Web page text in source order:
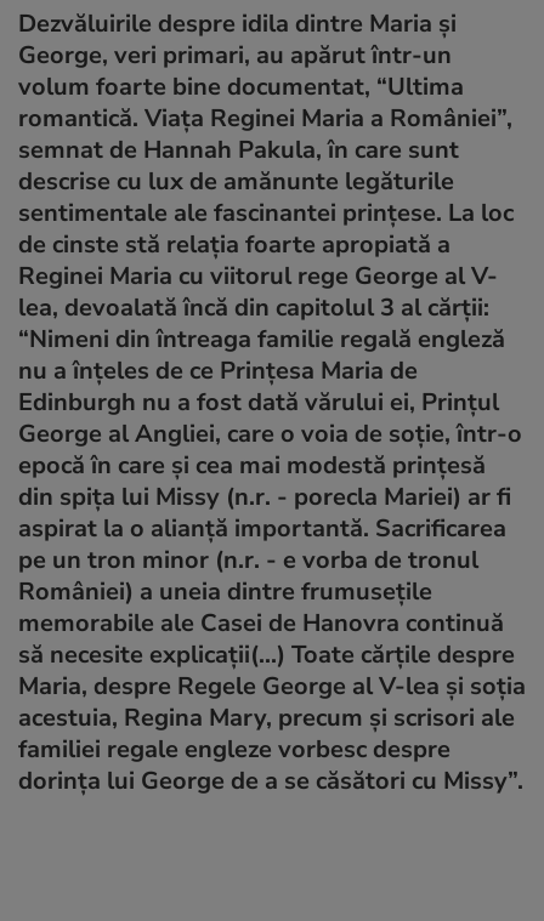
Dezvăluirile despre idila dintre Maria şi
George, veri primari, au apărut într-un
volum foarte bine documentat, “Ultima
romantică. Viaţa Reginei Maria a României”,
semnat de Hannah Pakula, în care sunt
descrise cu lux de amănunte legăturile
sentimentale ale fascinantei prinţese. La loc
de cinste stă relaţia foarte apropiată a
Reginei Maria cu viitorul rege George al V-
lea, devoalată încă din capitolul 3 al cărţii:
“Nimeni din întreaga familie regală engleză
nu a înţeles de ce Prinţesa Maria de
Edinburgh nu a fost dată vărului ei, Prinţul
George al Angliei, care o voia de soţie, într-o
epocă în care şi cea mai modestă prinţesă
din spiţa lui Missy (n.r. - porecla Mariei) ar fi
aspirat la o alianţă importantă. Sacrificarea
pe un tron minor (n.r. - e vorba de tronul
României) a uneia dintre frumuseţile
memorabile ale Casei de Hanovra continuă
să necesite explicaţii(...) Toate cărţile despre
Maria, despre Regele George al V-lea şi soţia
acestuia, Regina Mary, precum şi scrisori ale
familiei regale engleze vorbesc despre
dorinţa lui George de a se căsători cu Missy”.